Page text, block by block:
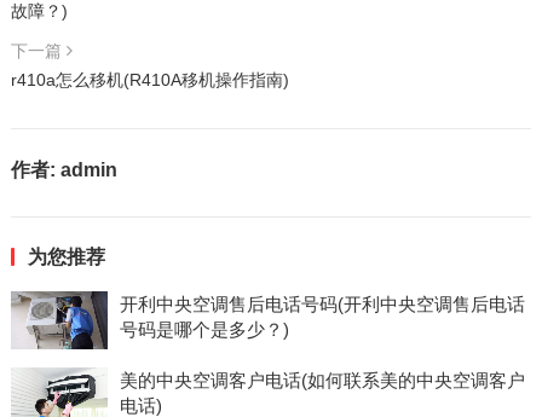
故障？)
下一篇
r410a怎么移机(R410A移机操作指南)
作者: admin
为您推荐
开利中央空调售后电话号码(开利中央空调售后电话
号码是哪个是多少？)
美的中央空调客户电话(如何联系美的中央空调客户
电话)